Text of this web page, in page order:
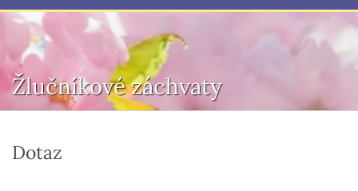
Žlučníkové záchvaty
Dotaz